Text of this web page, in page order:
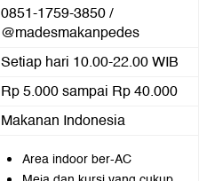
0851-1759-3850 /
@madesmakanpedes
Setiap hari 10.00-22.00 WIB
Rp 5.000 sampai Rp 40.000
Makanan Indonesia
Area indoor ber-AC